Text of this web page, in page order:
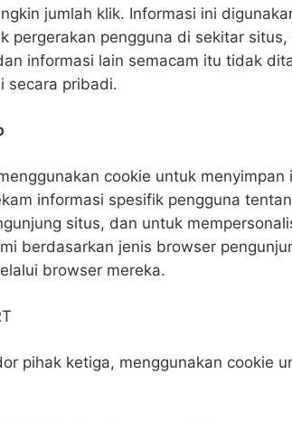
jumlah klik. Informasi ini
pergerakan pengguna di sekitar
informasi lain semacam itu tidak
secara pribadi.
cookie untuk
informasi spesifik pengguna
situs, dan untuk
berdasarkan jenis browser
browser mereka.
pihak ketiga, menggunakan cookie